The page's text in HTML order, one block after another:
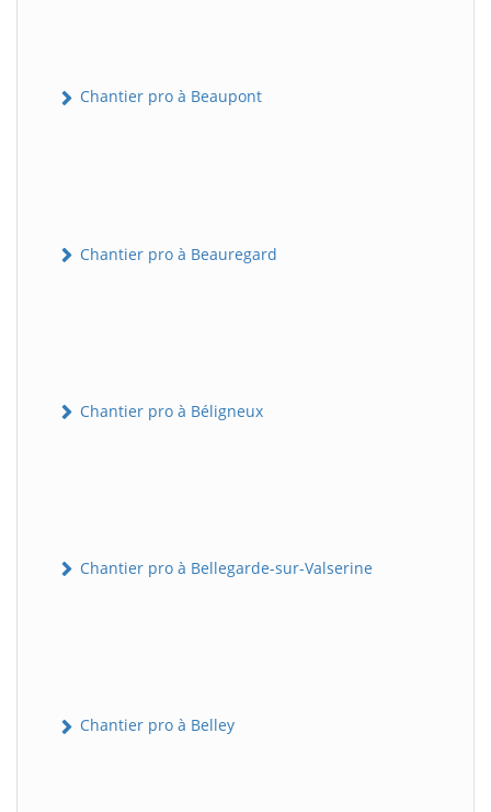
Chantier pro à Beaupont
Chantier pro à Beauregard
Chantier pro à Béligneux
Chantier pro à Bellegarde-sur-Valserine
Chantier pro à Belley